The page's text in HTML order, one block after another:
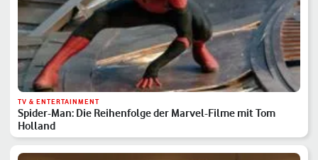
TV & ENTERTAINMENT
Spider-Man: Die Reihenfolge der Marvel-Filme mit Tom
Holland